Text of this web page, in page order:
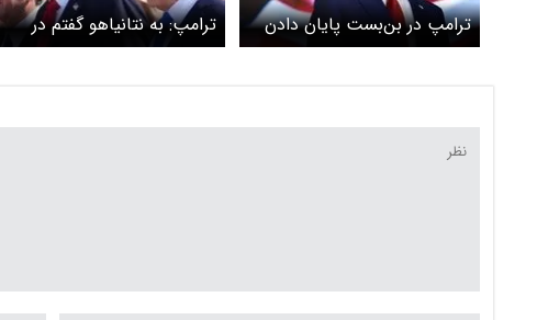
ترامپ در بن‌بست پایان دادن
به جنگی که هرگز نباید شروع
ترامپ: به نتانیاهو گفتم در
صورت جنگ با ایران تنها می